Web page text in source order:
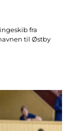
fra
til Østby